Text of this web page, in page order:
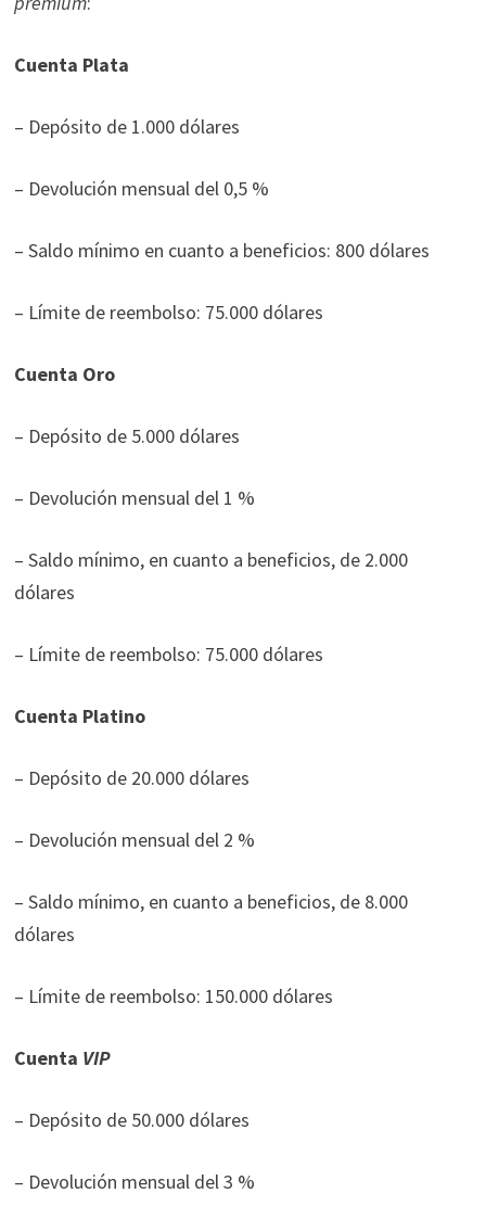
Cuenta Plata
– Depósito de 1.000 dólares
– Devolución mensual del 0,5 %
– Saldo mínimo en cuanto a beneficios: 800 dólares
– Límite de reembolso: 75.000 dólares
Cuenta Oro
– Depósito de 5.000 dólares
– Devolución mensual del 1 %
– Saldo mínimo, en cuanto a beneficios, de 2.000
dólares
– Límite de reembolso: 75.000 dólares
Cuenta Platino
– Depósito de 20.000 dólares
– Devolución mensual del 2 %
– Saldo mínimo, en cuanto a beneficios, de 8.000
dólares
– Límite de reembolso: 150.000 dólares
Cuenta VIP
– Depósito de 50.000 dólares
– Devolución mensual del 3 %